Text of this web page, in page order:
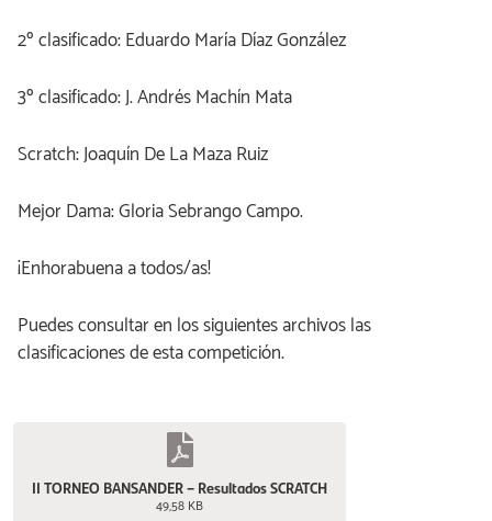
2º clasificado: Eduardo María Díaz González
3º clasificado: J. Andrés Machín Mata
Scratch: Joaquín De La Maza Ruiz
Mejor Dama: Gloria Sebrango Campo.
¡Enhorabuena a todos/as!
Puedes consultar en los siguientes archivos las
clasificaciones de esta competición.
II TORNEO BANSANDER – Resultados SCRATCH
49,58 KB